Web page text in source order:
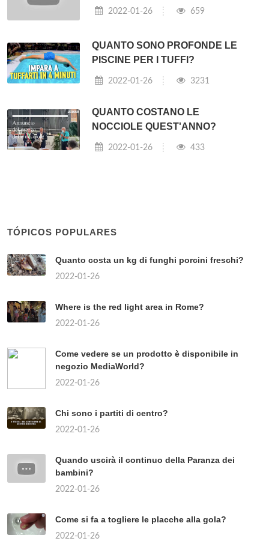
2022-01-26 659
QUANTO SONO PROFONDE LE
PISCINE PER I TUFFI?
2022-01-26 3231
QUANTO COSTANO LE
NOCCIOLE QUEST'ANNO?
2022-01-26 433
TÓPICOS POPULARES
Quanto costa un kg di funghi porcini freschi?
2022-01-26
Where is the red light area in Rome?
2022-01-26
Come vedere se un prodotto è disponibile in
negozio MediaWorld?
2022-01-26
Chi sono i partiti di centro?
2022-01-26
Quando uscirà il continuo della Paranza dei
bambini?
2022-01-26
Come si fa a togliere le placche alla gola?
2022-01-26